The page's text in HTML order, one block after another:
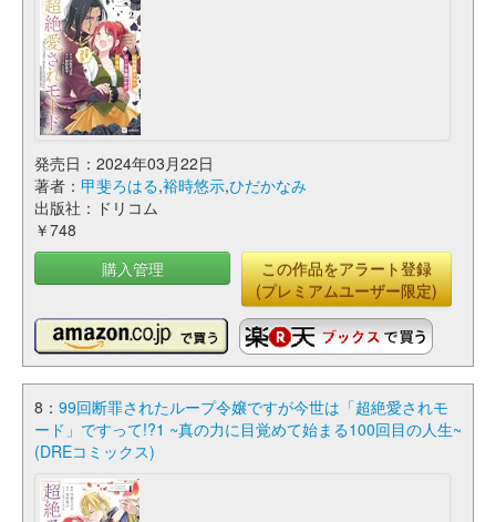
発売日：2024年03月22日
著者： 甲斐ろはる,裕時悠示,ひだかなみ
出版社：ドリコム
￥748
購入管理
この作品をアラート登録
(プレミアムユーザー限定)
8： 99回断罪されたループ令嬢ですが今世は「超絶愛されモ
ード」ですって!?1 ~真の力に目覚めて始まる100回目の人生~
(DREコミックス)